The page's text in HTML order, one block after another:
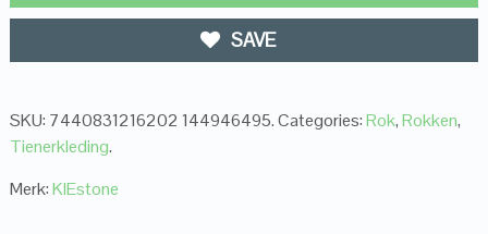
SAVE
SKU: 7440831216202 144946495.Categories:Rok,Rokken,
Tienerkleding.
Merk:KIEstone